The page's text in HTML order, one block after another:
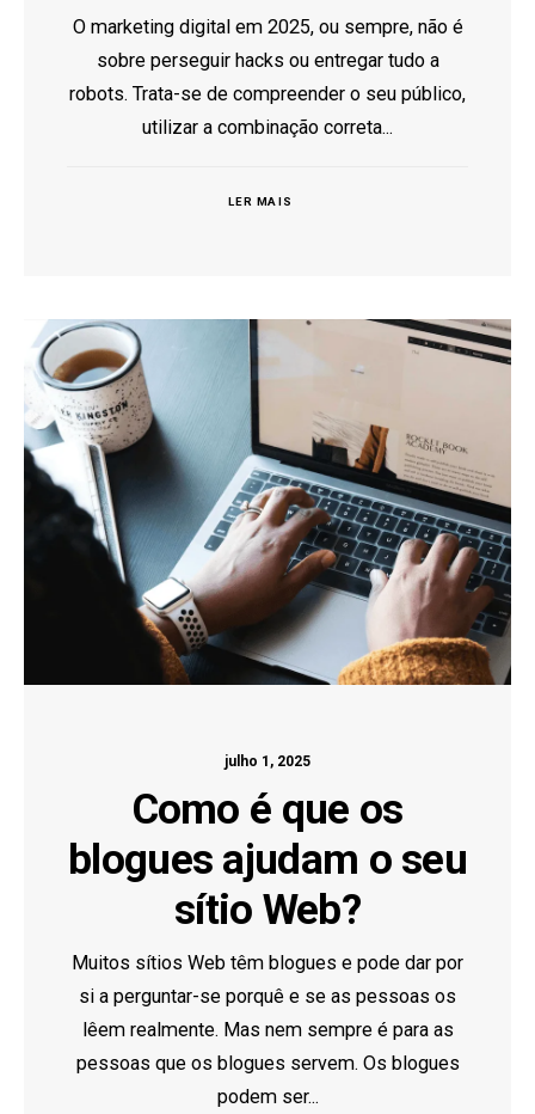
O marketing digital em 2025, ou sempre, não é
sobre perseguir hacks ou entregar tudo a
robots. Trata-se de compreender o seu público,
utilizar a combinação correta...
LER MAIS
julho 1, 2025
Como é que os
blogues ajudam o seu
sítio Web?
Muitos sítios Web têm blogues e pode dar por
si a perguntar-se porquê e se as pessoas os
lêem realmente. Mas nem sempre é para as
pessoas que os blogues servem. Os blogues
podem ser...